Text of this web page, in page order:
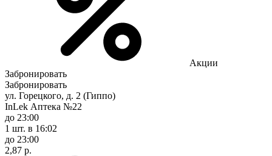
Акции
Забронировать
Забронировать
ул. Горецкого, д. 2 (Гиппо)
InLek Аптека №22
до 23:00
1 шт. в 16:02
до 23:00
2,87 р.